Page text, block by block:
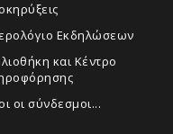
Εκδηλώσεων
και Κέντρο
οι σύνδεσμοι...